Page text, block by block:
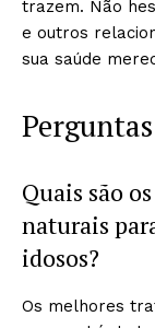
trazem. Não
e outros
sua saúde
Quais são
naturais
idosos?
Os melhores